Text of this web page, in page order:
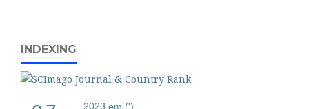
INDEXING
2023 em (')